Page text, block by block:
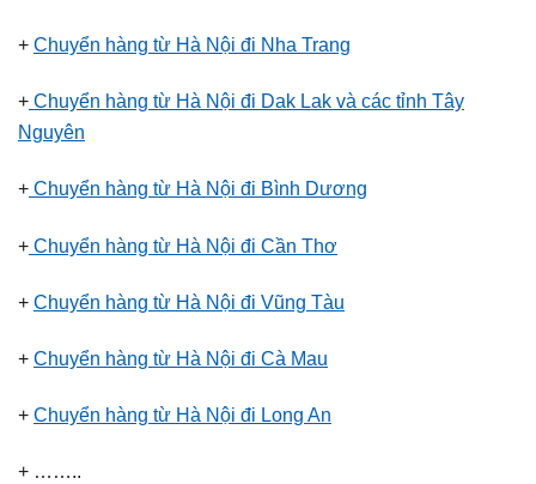
+ Chuyển hàng từ Hà Nội đi Nha Trang
+ Chuyển hàng từ Hà Nội đi Dak Lak và các tỉnh Tây
Nguyên
+ Chuyển hàng từ Hà Nội đi Bình Dương
+ Chuyển hàng từ Hà Nội đi Cần Thơ
+ Chuyển hàng từ Hà Nội đi Vũng Tàu
+ Chuyển hàng từ Hà Nội đi Cà Mau
+ Chuyển hàng từ Hà Nội đi Long An
+ ……..